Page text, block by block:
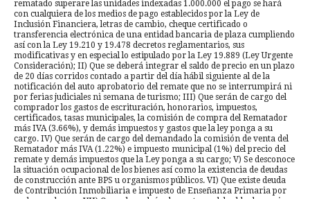
rematado superare las unidades indexadas 1.000.000 el pago se hará
con cualquiera de los medios de pago establecidos por la Ley de
Inclusión Financiera, letras de cambio, cheque certificado o
transferencia electrónica de una entidad bancaria de plaza cumpliendo
así con la Ley 19.210 y 19.478 decretos reglamentarios, sus
modificativas y en especial lo estipulado por la Ley 19.889 (Ley Urgente
Consideración); II) Que se deberá integrar el saldo de precio en un plazo
de 20 días corridos contado a partir del día hábil siguiente al de la
notificación del auto aprobatorio del remate que no se interrumpirá ni
por ferias judiciales ni semana de turismo; III) Que serán de cargo del
comprador los gastos de escrituración, honorarios, impuestos,
certificados, tasas municipales, la comisión de compra del Rematador
más IVA (3.66%), y demás impuestos y gastos que la ley ponga a su
cargo. IV) Que serán de cargo del demandado la comisión de venta del
Rematador más IVA (1.22%) e impuesto municipal (1%) del precio del
remate y demás impuestos que la Ley ponga a su cargo; V) Se desconoce
la situación ocupacional de los bienes así como la existencia de deudas
de construcción ante BPS u organismos públicos. VI) Que existe deuda
de Contribución Inmobiliaria e impuesto de Enseñanza Primaria por